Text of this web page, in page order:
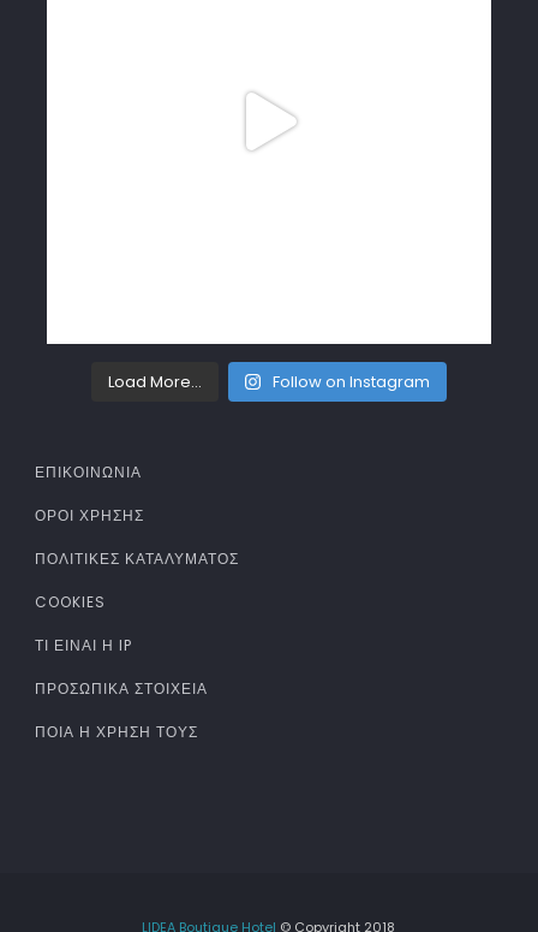
Load More... Follow on Instagram
ΕΠΙΚΟΙΝΩΝΙΑ
ΌΡΟΙ ΧΡΉΣΗΣ
ΠΟΛΙΤΙΚΈΣ ΚΑΤΑΛΎΜΑΤΟΣ
COOKIES
ΤΊ ΕΊΝΑΙ Η IP
ΠΡΟΣΩΠΙΚΆ ΣΤΟΙΧΕΊΑ
ΠΟΙΑ Η ΧΡΉΣΗ ΤΟΥΣ
LIDEA Boutique Hotel © Copyright 2018